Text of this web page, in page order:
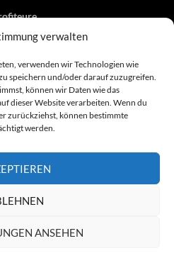
verwalten
verwenden wir Technologien wie
speichern und/oder darauf zuzugreifen.
können wir Daten wie das
dieser Website verarbeiten. Wenn du
zurückziehst, können bestimmte
werden.
ANSEHEN
Web-Proxy…
und…
oder…
, Web- und…
eintreibende…
und…
Lobbyisten
Anbieter
Kooperationen